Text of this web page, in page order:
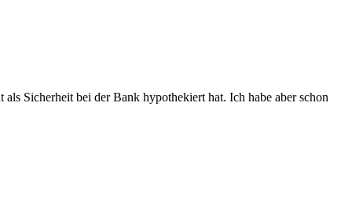
Sicherheit bei der Bank hypothekiert hat. Ich habe aber schon